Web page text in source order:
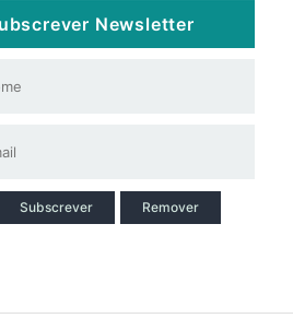
Newsletter
Subscrever Remover